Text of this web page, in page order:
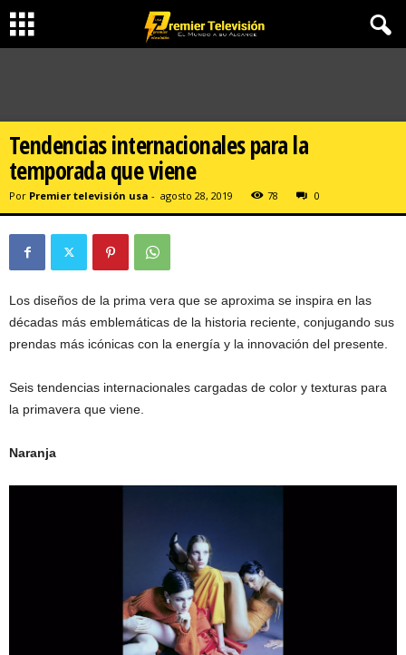
Tendencias internacionales para la
temporada que viene
Por Premier televisión usa - agosto 28, 2019 78 0
Los diseños de la prima vera que se aproxima se inspira en las
décadas más emblemáticas de la historia reciente, conjugando sus
prendas más icónicas con la energía y la innovación del presente.
Seis tendencias internacionales cargadas de color y texturas para
la primavera que viene.
Naranja